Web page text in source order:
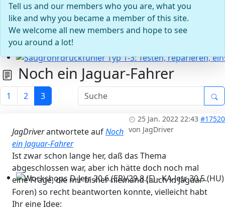
Saugrohrdruckfühler Typ 1-3: Testen, reparieren,
Workshops D-Jetr 20.6.(ER)/29.8.(F) - KA-Jetr 30.5.(HU) -
Tell us and our members who you are, what you
like and why you became a member of this site.
We welcome all new members and hope to see
you around a lot!
Noch ein Jaguar-Fahrer
1 2 3
25 Jan. 2022 22:43 #17520
von JagDriver
JagDriverantwortete aufNoch
ein Jaguar-Fahrer
Ist zwar schon lange her, daß das Thema
abgeschlossen war, aber ich hätte doch noch mal
eine Frage, die mir bisher niemand (auch in Jaguar-
Foren) so recht beantworten konnte, vielleicht habt
Ihr eine Idee: